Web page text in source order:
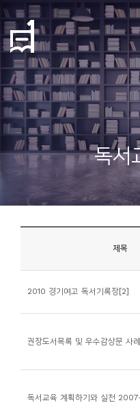
독서
제목
2010 경기여고 독서기록장[2]
권장도서목록 및 우수감상문 사
독서교육 계획하기와 실천
학
도
협
소
개
지
사